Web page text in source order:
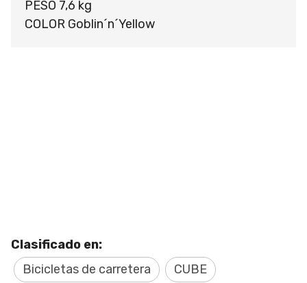
PESO 7,6 kg
COLOR Goblin´n´Yellow
Clasificado en:
Bicicletas de carretera
CUBE